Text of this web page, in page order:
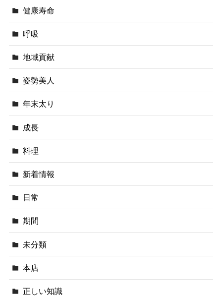
健康寿命
呼吸
地域貢献
姿勢美人
年末太り
成長
料理
新着情報
日常
期間
未分類
本店
正しい知識